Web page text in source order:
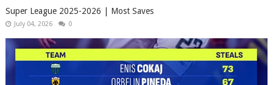
Super League 2025-2026 | Most Saves
July 04, 2026 0